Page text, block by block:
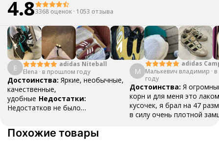
4.83368 оценок · 1053 отзыва
E
adidas Niteball
Elena · в прошлом году
Достоинства: Яркие, необычные,
качественные,
удобные Недостатки:
Недостатков не было
упаковано
М
adidas
Малькевич владимир ·
году
Достоинства: Я
корн и для меня это
кусочек, я брал на 47
в силу очень плотной
Похожие товары